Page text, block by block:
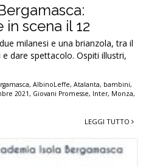
in scena il 12
milanesi e una brianzola, tra il
e dare spettacolo. Ospiti illustri,
, AlbinoLeffe, Atalanta, bambini,
2021, Giovani Promesse, Inter, Monza,
LEGGI TUTTO